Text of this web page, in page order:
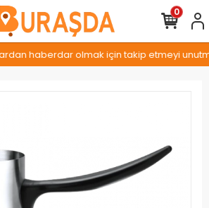
haberdar olmak için takip etmeyi
0